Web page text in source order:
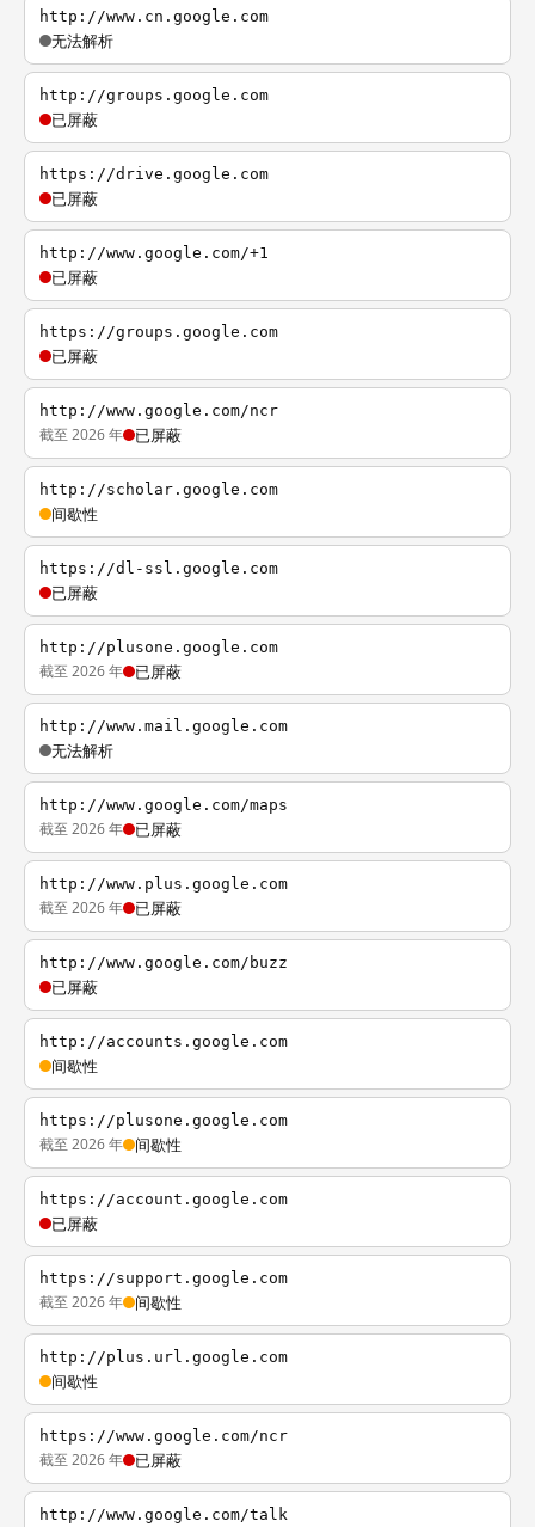
http://www.cn.google.com
无法解析
http://groups.google.com
已屏蔽
https://drive.google.com
已屏蔽
http://www.google.com/+1
已屏蔽
https://groups.google.com
已屏蔽
http://www.google.com/ncr
截至 2026 年 已屏蔽
http://scholar.google.com
间歇性
https://dl-ssl.google.com
已屏蔽
http://plusone.google.com
截至 2026 年 已屏蔽
http://www.mail.google.com
无法解析
http://www.google.com/maps
截至 2026 年 已屏蔽
http://www.plus.google.com
截至 2026 年 已屏蔽
http://www.google.com/buzz
已屏蔽
http://accounts.google.com
间歇性
https://plusone.google.com
截至 2026 年 间歇性
https://account.google.com
已屏蔽
https://support.google.com
截至 2026 年 间歇性
http://plus.url.google.com
间歇性
https://www.google.com/ncr
截至 2026 年 已屏蔽
http://www.google.com/talk